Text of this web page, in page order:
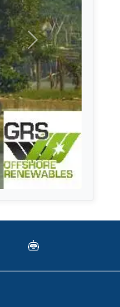
Selanjutnya